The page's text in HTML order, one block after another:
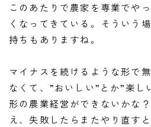
このあたりで農家を専業でや
くなってきている。そういう
持ちもありますね。
マイナスを続けるような形で
なくて、”おいしい”とか”楽し
形の農業経営ができないかな
え、失敗したらまたやり直す